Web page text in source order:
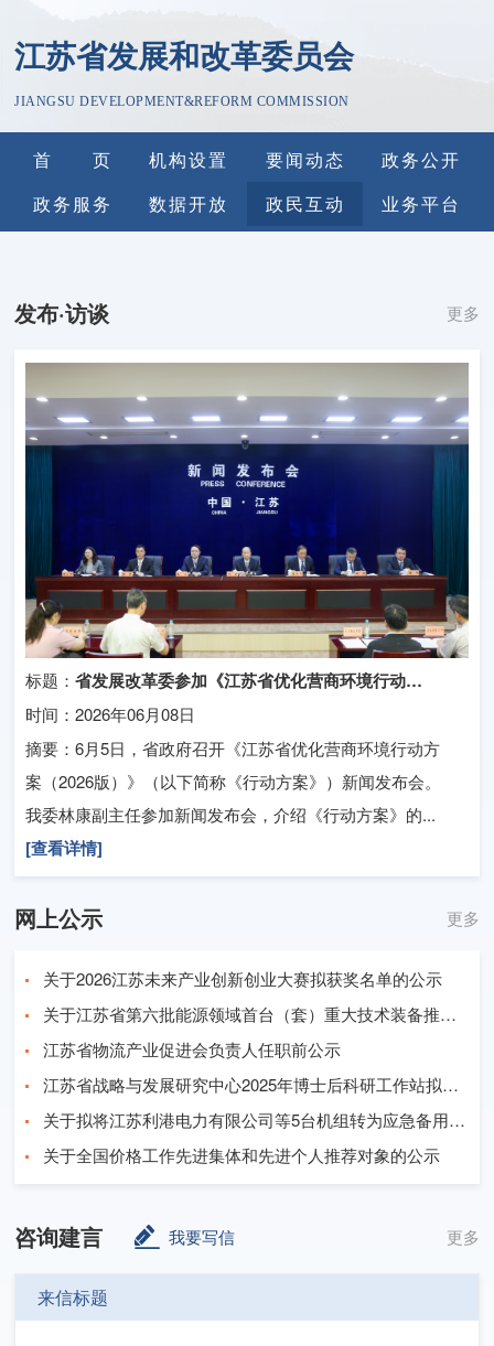
江苏省发展和改革委员会
JIANGSU DEVELOPMENT&REFORM COMMISSION
首 页 机构设置 要闻动态
政务公开
政务服务
数据开放 政民互动 业务平台
发布·访谈 更多
标题： 省发展改革委参加《江苏省优化营商环境行动方案（2026版）》新闻发布会并作主发布
时间：2026年06月08日
摘要：6月5日，省政府召开《江苏省优化营商环境行动方
案（2026版）》（以下简称《行动方案》）新闻发布会。
我委林康副主任参加新闻发布会，介绍《行动方案》的...
[查看详情]
网上公示 更多
关于2026江苏未来产业创新创业大赛拟获奖名单的公示
关于江苏省第六批能源领域首台（套）重大技术装备推荐项目名单的公示
江苏省物流产业促进会负责人任职前公示
江苏省战略与发展研究中心2025年博士后科研工作站拟进站博士后名单公示
关于拟将江苏利港电力有限公司等5台机组转为应急备用电源的公示
关于全国价格工作先进集体和先进个人推荐对象的公示
咨询建言 我要写信 更多
来信标题